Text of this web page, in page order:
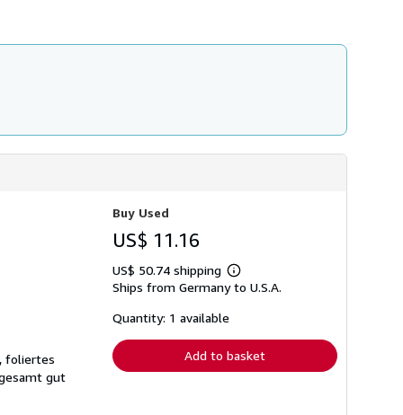
foliertes
gut
Buy Used
US$ 11.16
US$ 50.74 shipping
Learn
more
Ships from Germany to U.S.A.
Quantity: 1 available
Add to basket